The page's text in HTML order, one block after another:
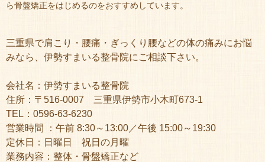
ら骨盤矯正をはじめるのをおすすめしています。
三重県で肩こり・腰痛・ぎっくり腰などの体の痛みにお悩
みなら、伊勢すまいる整骨院にご相談下さい。
会社名：伊勢すまいる整骨院
住所：〒516-0007 三重県伊勢市小木町673-1
TEL：0596-63-6230
営業時間 ：午前 8:30～13:00／午後 15:00～19:30
定休日：日曜日 祝日の月曜
業務内容：整体・骨盤矯正など